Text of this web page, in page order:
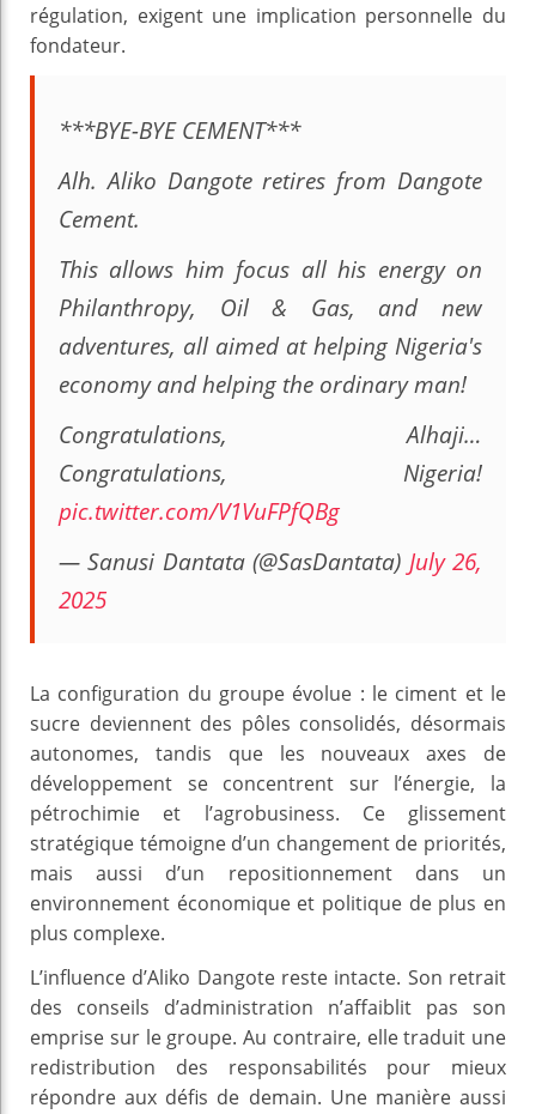
régulation, exigent une implication personnelle du
fondateur.
***BYE-BYE CEMENT***
Alh. Aliko Dangote retires from Dangote
Cement.
This allows him focus all his energy on
Philanthropy, Oil & Gas, and new
adventures, all aimed at helping Nigeria's
economy and helping the ordinary man!
Congratulations, Alhaji…
Congratulations, Nigeria!
pic.twitter.com/V1VuFPfQBg
— Sanusi Dantata (@SasDantata) July 26,
2025
La configuration du groupe évolue : le ciment et le
sucre deviennent des pôles consolidés, désormais
autonomes, tandis que les nouveaux axes de
développement se concentrent sur l’énergie, la
pétrochimie et l’agrobusiness. Ce glissement
stratégique témoigne d’un changement de priorités,
mais aussi d’un repositionnement dans un
environnement économique et politique de plus en
plus complexe.
L’influence d’Aliko Dangote reste intacte. Son retrait
des conseils d’administration n’affaiblit pas son
emprise sur le groupe. Au contraire, elle traduit une
redistribution des responsabilités pour mieux
répondre aux défis de demain. Une manière aussi